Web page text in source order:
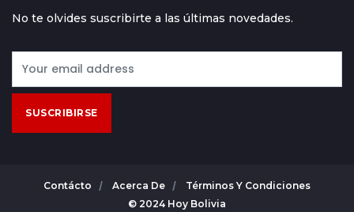
No te olvides suscribirte a las últimas novedades.
SUSCRIBIRSE
© 2024 Hoy Bolivia
Contácto Acerca De Términos Y Condiciones